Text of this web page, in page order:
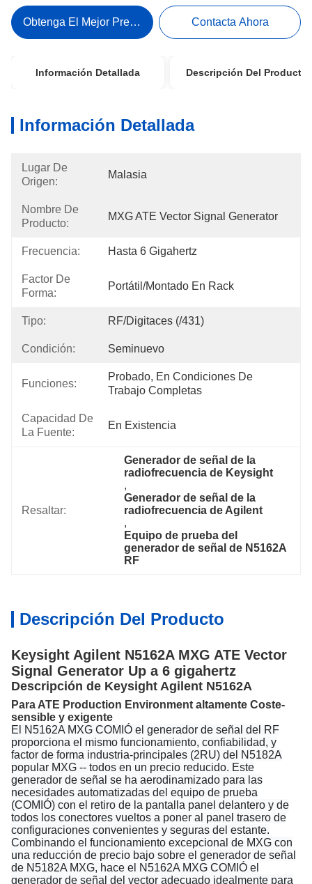
Obtenga El Mejor Precio Contacta Ahora
Información Detallada Descripción Del Producto
Información Detallada
Lugar De
Origen:
Malasia
Nombre De
Producto:
MXG ATE Vector Signal Generator
Frecuencia: Hasta 6 Gigahertz
Factor De
Forma:
Portátil/montado En Rack
Tipo: RF/Digitaces (/431)
Condición: Seminuevo
Funciones:
Probado, En Condiciones De
Trabajo Completas
Capacidad De
La Fuente:
En Existencia
Resaltar:
Generador de señal de la
radiofrecuencia de Keysight
,
Generador de señal de la
radiofrecuencia de Agilent
,
Equipo de prueba del
generador de señal de N5162A
RF
Descripción Del Producto
Keysight Agilent N5162A MXG ATE Vector
Signal Generator Up a 6 gigahertz
Descripción de Keysight Agilent N5162A
Para ATE Production Environment altamente Coste-
sensible y exigente
El N5162A MXG COMIÓ el generador de señal del RF
proporciona el mismo funcionamiento, confiabilidad, y
factor de forma industria-principales (2RU) del N5182A
popular MXG -- todos en un precio reducido. Este
generador de señal se ha aerodinamizado para las
necesidades automatizadas del equipo de prueba
(COMIÓ) con el retiro de la pantalla panel delantero y de
todos los conectores vueltos a poner al panel trasero de
configuraciones convenientes y seguras del estante.
Combinando el funcionamiento excepcional de MXG con
una reducción de precio bajo sobre el generador de señal
de N5182A MXG, hace el N5162A MXG COMIÓ el
generador de señal del vector adecuado idealmente para